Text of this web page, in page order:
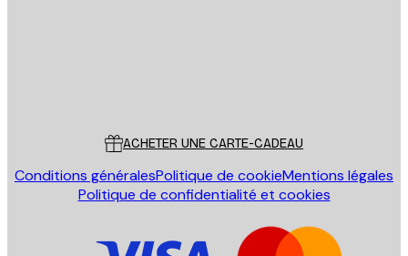
ACHETER UNE CARTE-CADEAU
Conditions généralesPolitique de cookieMentions légales
Politique de confidentialité et cookies